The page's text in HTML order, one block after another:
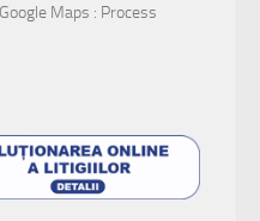
Maps : Process